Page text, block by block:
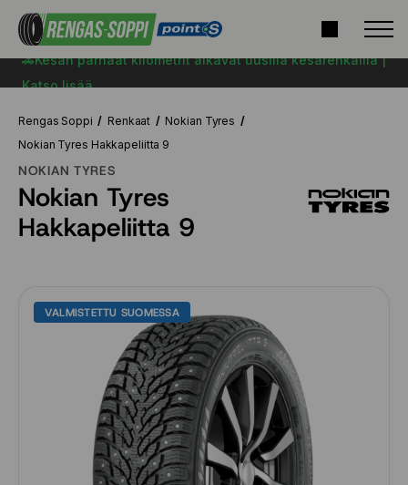
🚗Kesän parhaat kilometrit alkavat uusilla kesärenkailla |
Katso lisää
Rengas Soppi Renkaat
Nokian Tyres
Nokian Tyres Hakkapeliitta 9
NOKIAN TYRES
Nokian Tyres
Hakkapeliitta 9
VALMISTETTU SUOMESSA